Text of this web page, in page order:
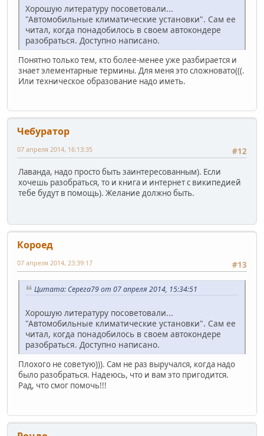
Хорошую литературу посоветовали...
"Автомобильные климатические установки". Сам ее
читал, когда понадобилось в своем автокондере
разобраться. Доступно написано.
Понятно только тем, кто более-менее уже разбирается и
знает элементарные термины. Для меня это сложновато(((.
Или техническое образование надо иметь.
Чебуратор
#12
07 апреля 2014, 16:13:35
Лаванда, надо просто быть заинтересованным). Если
хочешь разобраться, то и книга и интернет с википедией
тебе будут в помощь). Желание должно быть.
Короед
#13
07 апреля 2014, 23:39:17
Цитата: Серега79 от 07 апреля 2014, 15:34:51
Хорошую литературу посоветовали...
"Автомобильные климатические установки". Сам ее
читал, когда понадобилось в своем автокондере
разобраться. Доступно написано.
Плохого не советую))). Сам не раз выручался, когда надо
было разобраться. Надеюсь, что и вам это пригодится.
Рад, что смог помочь!!!